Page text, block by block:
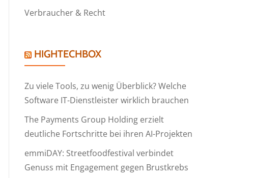
Verbraucher & Recht
HIGHTECHBOX
Zu viele Tools, zu wenig Überblick? Welche
Software IT-Dienstleister wirklich brauchen
The Payments Group Holding erzielt
deutliche Fortschritte bei ihren AI-Projekten
emmiDAY: Streetfoodfestival verbindet
Genuss mit Engagement gegen Brustkrebs